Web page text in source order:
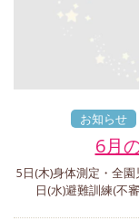
お知らせ
6月
5日(木)身体測定・全
日(水)避難訓練(不